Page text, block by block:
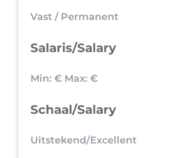
Vast / Permanent
Salaris/Salary
Min: € Max: €
Schaal/Salary
Uitstekend/Excellent